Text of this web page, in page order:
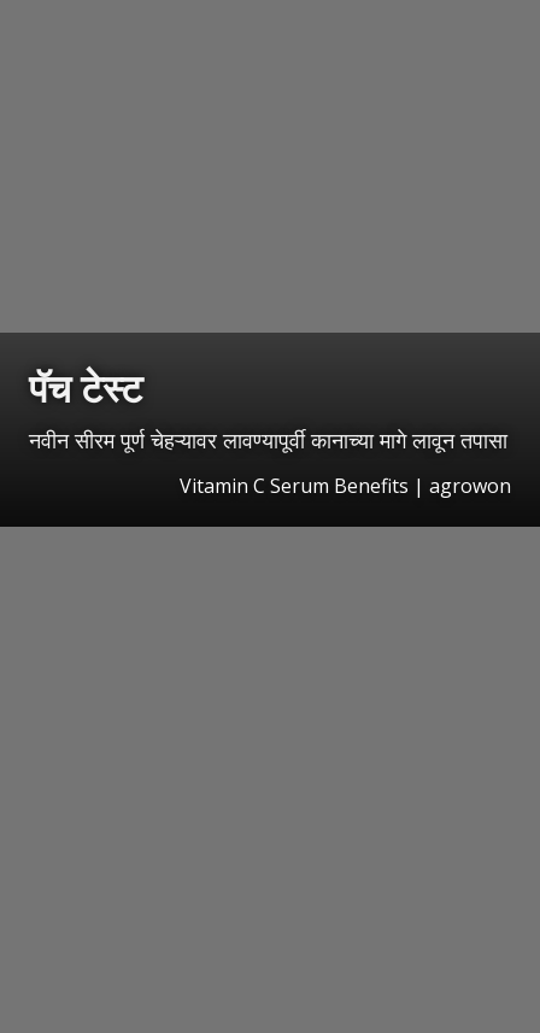
पॅच टेस्ट
नवीन सीरम पूर्ण चेहऱ्यावर लावण्यापूर्वी कानाच्या मागे लावून तपासा
Vitamin C Serum Benefits | agrowon